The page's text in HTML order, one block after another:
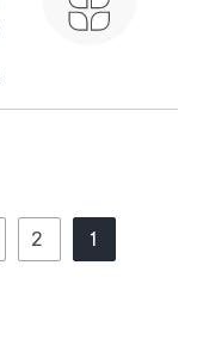
Paginationעמוד נוכחי
1
Page
2